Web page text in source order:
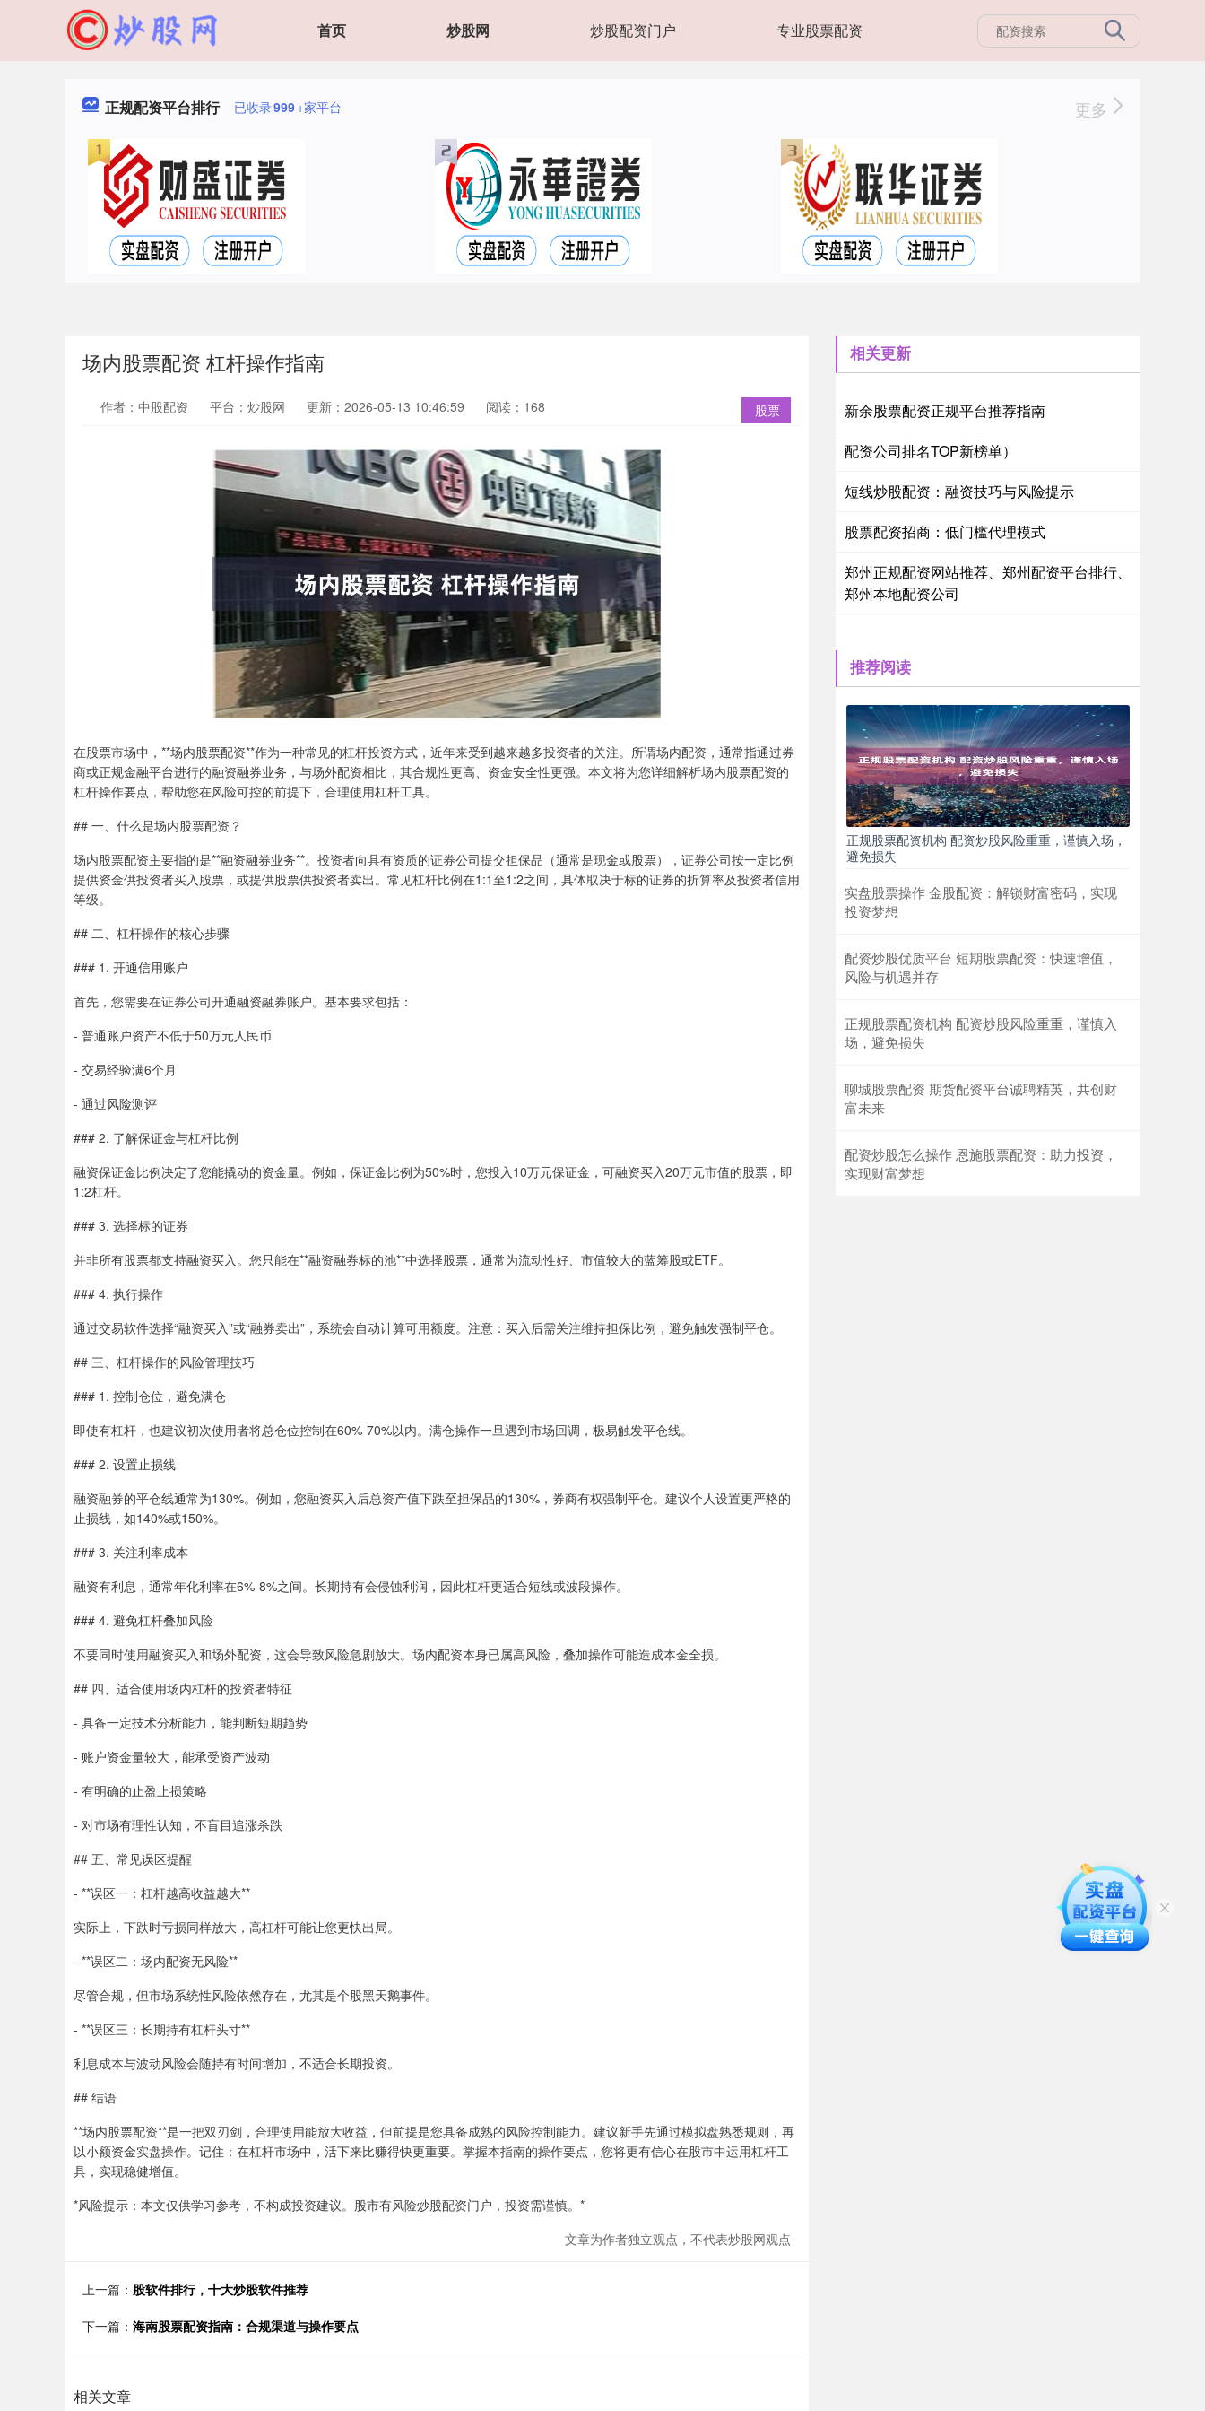
首页 炒股网 炒股配资门户 专业股票配资
正规配资平台排行 已收录999+家平台 更多
场内股票配资 杠杆操作指南
股票
作者：中股配资 平台：炒股网 更新：2026-05-13 10:46:59 阅读：168
在股票市场中，**场内股票配资**作为一种常见的杠杆投资方式，近年来受到越来越多投资者的关注。所谓场内配资，通常指通过券
商或正规金融平台进行的融资融券业务，与场外配资相比，其合规性更高、资金安全性更强。本文将为您详细解析场内股票配资的
杠杆操作要点，帮助您在风险可控的前提下，合理使用杠杆工具。
## 一、什么是场内股票配资？
场内股票配资主要指的是**融资融券业务**。投资者向具有资质的证券公司提交担保品（通常是现金或股票），证券公司按一定比例
提供资金供投资者买入股票，或提供股票供投资者卖出。常见杠杆比例在1:1至1:2之间，具体取决于标的证券的折算率及投资者信用
等级。
## 二、杠杆操作的核心步骤
### 1. 开通信用账户
首先，您需要在证券公司开通融资融券账户。基本要求包括：
- 普通账户资产不低于50万元人民币
- 交易经验满6个月
- 通过风险测评
### 2. 了解保证金与杠杆比例
融资保证金比例决定了您能撬动的资金量。例如，保证金比例为50%时，您投入10万元保证金，可融资买入20万元市值的股票，即
1:2杠杆。
### 3. 选择标的证券
并非所有股票都支持融资买入。您只能在**融资融券标的池**中选择股票，通常为流动性好、市值较大的蓝筹股或ETF。
### 4. 执行操作
通过交易软件选择“融资买入”或“融券卖出”，系统会自动计算可用额度。注意：买入后需关注维持担保比例，避免触发强制平仓。
## 三、杠杆操作的风险管理技巧
### 1. 控制仓位，避免满仓
即使有杠杆，也建议初次使用者将总仓位控制在60%-70%以内。满仓操作一旦遇到市场回调，极易触发平仓线。
### 2. 设置止损线
融资融券的平仓线通常为130%。例如，您融资买入后总资产值下跌至担保品的130%，券商有权强制平仓。建议个人设置更严格的
止损线，如140%或150%。
### 3. 关注利率成本
融资有利息，通常年化利率在6%-8%之间。长期持有会侵蚀利润，因此杠杆更适合短线或波段操作。
### 4. 避免杠杆叠加风险
不要同时使用融资买入和场外配资，这会导致风险急剧放大。场内配资本身已属高风险，叠加操作可能造成本金全损。
## 四、适合使用场内杠杆的投资者特征
- 具备一定技术分析能力，能判断短期趋势
- 账户资金量较大，能承受资产波动
- 有明确的止盈止损策略
- 对市场有理性认知，不盲目追涨杀跌
## 五、常见误区提醒
- **误区一：杠杆越高收益越大**
实际上，下跌时亏损同样放大，高杠杆可能让您更快出局。
- **误区二：场内配资无风险**
尽管合规，但市场系统性风险依然存在，尤其是个股黑天鹅事件。
- **误区三：长期持有杠杆头寸**
利息成本与波动风险会随持有时间增加，不适合长期投资。
## 结语
**场内股票配资**是一把双刃剑，合理使用能放大收益，但前提是您具备成熟的风险控制能力。建议新手先通过模拟盘熟悉规则，再
以小额资金实盘操作。记住：在杠杆市场中，活下来比赚得快更重要。掌握本指南的操作要点，您将更有信心在股市中运用杠杆工
具，实现稳健增值。
*风险提示：本文仅供学习参考，不构成投资建议。股市有风险炒股配资门户，投资需谨慎。*
文章为作者独立观点，不代表炒股网观点
上一篇： 股软件排行，十大炒股软件推荐
下一篇： 海南股票配资指南：合规渠道与操作要点
相关文章
相关更新
新余股票配资正规平台推荐指南
配资公司排名TOP新榜单）
短线炒股配资：融资技巧与风险提示
股票配资招商：低门槛代理模式
郑州正规配资网站推荐、郑州配资平台排行、
郑州本地配资公司
推荐阅读
正规股票配资机构 配资炒股风险重重，谨慎入场，
避免损失
实盘股票操作 金股配资：解锁财富密码，实现
投资梦想
配资炒股优质平台 短期股票配资：快速增值，
风险与机遇并存
正规股票配资机构 配资炒股风险重重，谨慎入
场，避免损失
聊城股票配资 期货配资平台诚聘精英，共创财
富未来
配资炒股怎么操作 恩施股票配资：助力投资，
实现财富梦想